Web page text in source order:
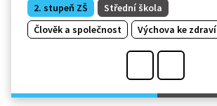
2. stupeň ZŠ
Střední škola
Člověk a společnost
Výchova ke zdraví